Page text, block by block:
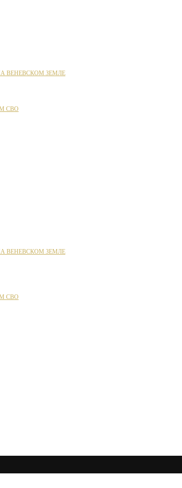
ВЕНЕВСКОМ ЗЕМЛЕ
СВО
ВЕНЕВСКОМ ЗЕМЛЕ
СВО